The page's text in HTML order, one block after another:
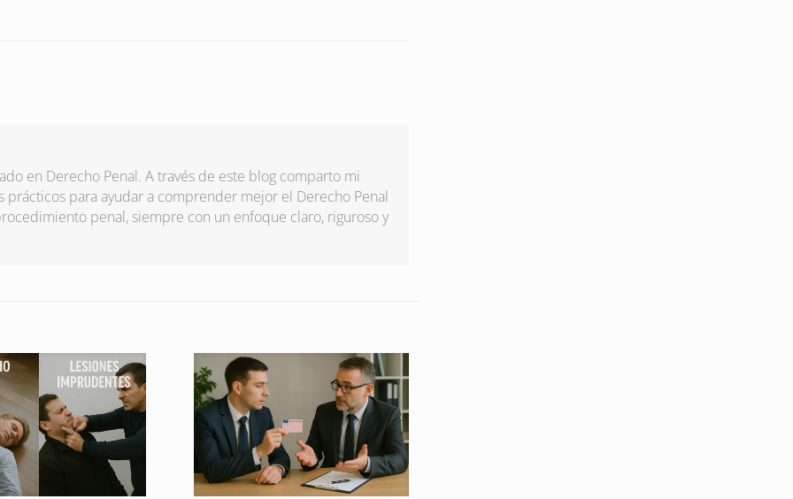
en Derecho Penal. A través de este blog comparto mi
prácticos para ayudar a comprender mejor el Derecho Penal
penal, siempre con un enfoque claro, riguroso y